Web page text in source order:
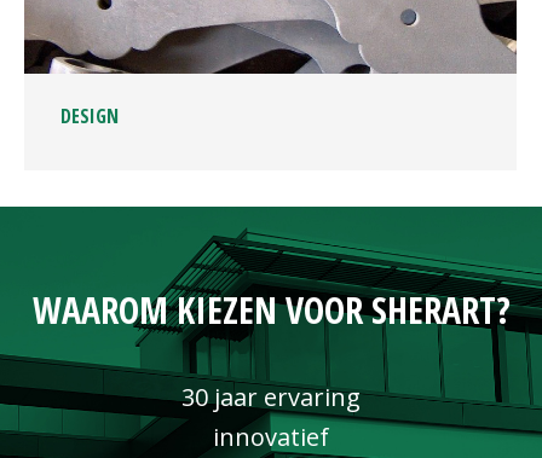
DESIGN
WAAROM KIEZEN VOOR SHERART?
30 jaar ervaring
innovatief